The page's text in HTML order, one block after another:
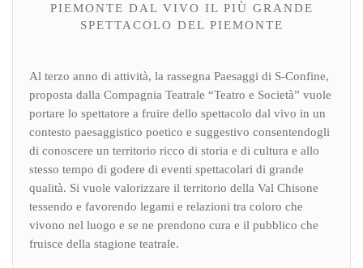
PIEMONTE DAL VIVO IL PIÙ GRANDE
SPETTACOLO DEL PIEMONTE
Al terzo anno di attività, la rassegna Paesaggi di S-Confine,
proposta dalla Compagnia Teatrale “Teatro e Società” vuole
portare lo spettatore a fruire dello spettacolo dal vivo in un
contesto paesaggistico poetico e suggestivo consentendogli
di conoscere un territorio ricco di storia e di cultura e allo
stesso tempo di godere di eventi spettacolari di grande
qualità. Si vuole valorizzare il territorio della Val Chisone
tessendo e favorendo legami e relazioni tra coloro che
vivono nel luogo e se ne prendono cura e il pubblico che
fruisce della stagione teatrale.